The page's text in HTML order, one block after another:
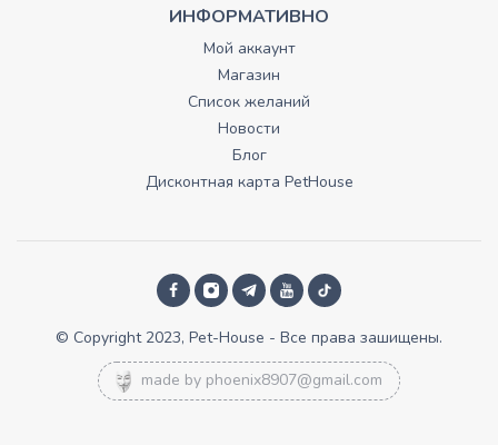
ИНФОРМАТИВНО
Мой аккаунт
Магазин
Список желаний
Новости
Блог
Дисконтная карта PetHouse
© Copyright 2023, Pet-House - Все права зашищены.
made by phoenix8907@gmail.com